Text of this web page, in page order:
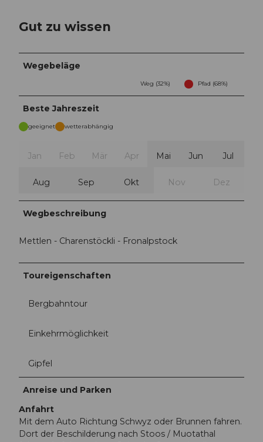
Gut zu wissen
Wegebeläge
Weg (32%) Pfad (68%)
Beste Jahreszeit
geeignet wetterabhängig
Jan Feb Mär Apr Mai Jun Jul
Aug Sep Okt Nov Dez
Wegbeschreibung
Mettlen - Charenstöckli - Fronalpstock
Toureigenschaften
Bergbahntour
Einkehrmöglichkeit
Gipfel
Anreise und Parken
Anfahrt
Mit dem Auto Richtung Schwyz oder Brunnen fahren.
Dort der Beschilderung nach Stoos / Muotathal